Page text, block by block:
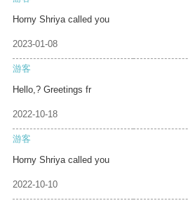
Horny Shriya called you
2023-01-08
游客
Hello,? Greetings fr
2022-10-18
游客
Horny Shriya called you
2022-10-10